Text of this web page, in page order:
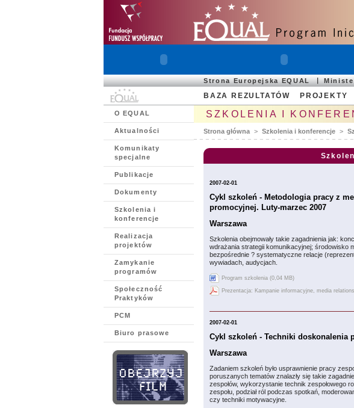
Strona Europejska EQUAL
BAZA REZULTATÓW PROJEKTY
O EQUAL
Aktualności
Komunikaty
specjalne
Publikacje
Dokumenty
Szkolenia i
konferencje
Realizacja
projektów
Zamykanie
programów
Społeczność
Praktyków
PCM
Biuro prasowe
SZKOLENIA I
Strona główna > Szkolenia i konferencje >
2007-02-01
Cykl szkoleń - Metodologia pracy z
promocyjnej. Luty-marzec 2007
Warszawa
Szkolenia obejmowały takie zagadnienia jak:
wdrażania strategii komunikacyjnej; środowisko
bezpośrednie ? systematyczne relacje
wywiadach, audycjach.
Program szkolenia (0,04 MB)
Prezentacja: Kampanie informacyjne, media
2007-02-01
Cykl szkoleń - Techniki doskonalenia
Warszawa
Zadaniem szkoleń było usprawnienie pracy
poruszanych tematów znalazły się takie
zespołów, wykorzystanie technik zespołowego
zespołu, podział ról podczas spotkań,
czy techniki motywacyjne.